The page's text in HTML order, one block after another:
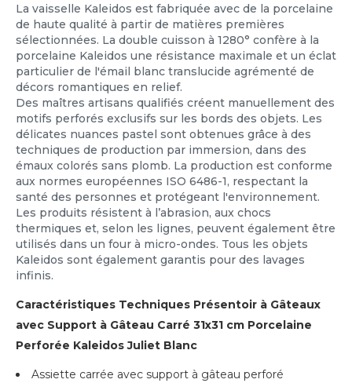
La vaisselle Kaleidos est fabriquée avec de la porcelaine
de haute qualité à partir de matières premières
sélectionnées. La double cuisson à 1280° confère à la
porcelaine Kaleidos une résistance maximale et un éclat
particulier de l'émail blanc translucide agrémenté de
décors romantiques en relief.
Des maîtres artisans qualifiés créent manuellement des
motifs perforés exclusifs sur les bords des objets. Les
délicates nuances pastel sont obtenues grâce à des
techniques de production par immersion, dans des
émaux colorés sans plomb. La production est conforme
aux normes européennes ISO 6486-1, respectant la
santé des personnes et protégeant l'environnement.
Les produits résistent à l’abrasion, aux chocs
thermiques et, selon les lignes, peuvent également être
utilisés dans un four à micro-ondes. Tous les objets
Kaleidos sont également garantis pour des lavages
infinis.
Caractéristiques Techniques Présentoir à Gâteaux
avec Support à Gâteau Carré 31x31 cm Porcelaine
Perforée Kaleidos Juliet Blanc
Assiette carrée avec support à gâteau perforé